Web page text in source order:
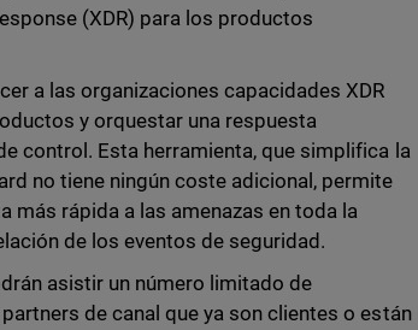
(XDR) para los productos
a las organizaciones capacidades XDR
y orquestar una respuesta
control. Esta herramienta, que simplifica la
no tiene ningún coste adicional, permite
más rápida a las amenazas en toda la
de los eventos de seguridad.
asistir un número limitado de
de canal que ya son clientes o están